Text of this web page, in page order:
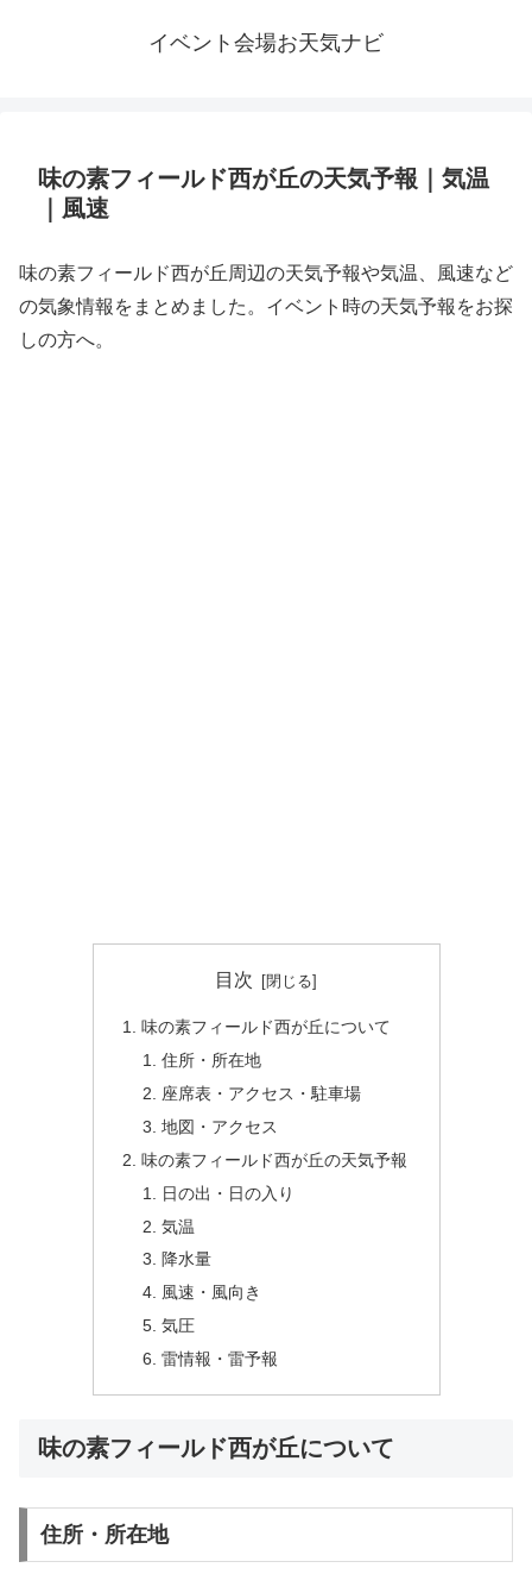
イベント会場お天気ナビ
味の素フィールド西が丘の天気予報｜気温
｜風速
味の素フィールド西が丘周辺の天気予報や気温、風速など
の気象情報をまとめました。イベント時の天気予報をお探
しの方へ。
目次
味の素フィールド西が丘について
住所・所在地
座席表・アクセス・駐車場
地図・アクセス
味の素フィールド西が丘の天気予報
日の出・日の入り
気温
降水量
風速・風向き
気圧
雷情報・雷予報
味の素フィールド西が丘について
住所・所在地